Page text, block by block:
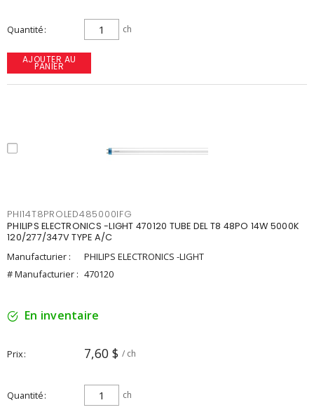
Quantité ch
AJOUTER AU
PANIER
PHI14T8PROLED485000IFG
PHILIPS ELECTRONICS -LIGHT 470120 TUBE DEL T8 48PO 14W 5000K
120/277/347V TYPE A/C
Manufacturier :
PHILIPS ELECTRONICS -LIGHT
# Manufacturier : 470120
En inventaire
Prix 7,60 $ / ch
Quantité ch